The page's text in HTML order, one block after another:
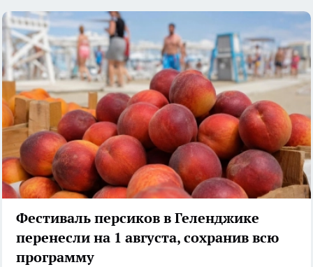
Фестиваль персиков в Геленджике
перенесли на 1 августа, сохранив всю
программу